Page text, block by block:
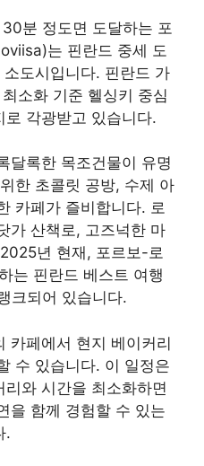
분 정도면 도달하는 포
는 핀란드 중세 도
도시입니다. 핀란드 가
소화 기준 헬싱키 중심
각광받고 있습니다.
달록한 목조건물이 유명
한 초콜릿 공방, 수제 아
카페가 즐비합니다. 로
가 산책로, 고즈넉한 마
년 현재, 포르보-로
는 핀란드 베스트 여행
크되어 있습니다.
카페에서 현지 베이커리
수 있습니다. 이 일정은
와 시간을 최소화하면
을 함께 경험할 수 있는
.